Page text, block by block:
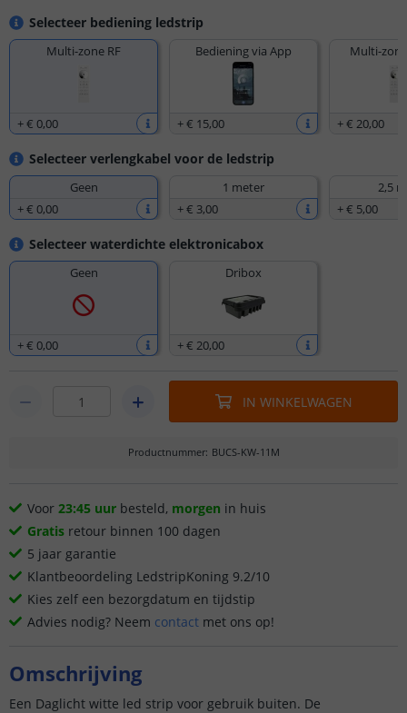
Selecteer bediening ledstrip
Multi-zone RF
+€ 0,00
Bediening via App
+€ 15,00
Multi-
+€ 20,00
Selecteer verlengkabel voor de ledstrip
Geen
+€ 0,00
1 meter
+€ 3,00
2,5
+€ 5,00
Selecteer waterdichte elektronicabox
Geen
+€ 0,00
Dribox
+€ 20,00
IN WINKELWAGEN
Productnummer: BUCS-KW-11M
Voor 23:45 uur besteld, morgen in huis
Gratis retour binnen 100 dagen
5 jaar garantie
Klantbeoordeling LedstripKoning 9.2/10
Kies zelf een bezorgdatum en tijdstip
Advies nodig? Neem contact met ons op!
Omschrijving
Een Daglicht witte led strip voor gebruik buiten. De